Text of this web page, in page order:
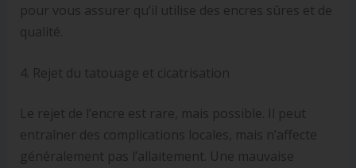
pour vous assurer qu’il utilise des encres sûres et de
qualité.
4. Rejet du tatouage et cicatrisation
Le rejet de l’encre est rare, mais possible. Il peut
entraîner des complications locales, mais n’affecte
généralement pas l’allaitement. Une mauvaise